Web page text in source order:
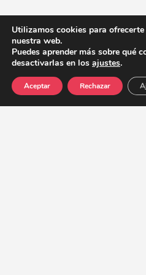
Ver
Utilizamos cookies para
nuestra web.
Puedes aprender más sobre qué
desactivarlas en los ajustes.
Aceptar Rechazar